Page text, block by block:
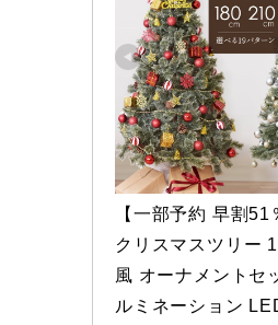
【一部予約 早割51
クリスマスツリー
風 オーナメントセ
ルミネーション